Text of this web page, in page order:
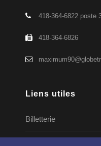
418-364-6822 poste
418-364-6826
Liens utiles
Billetterie